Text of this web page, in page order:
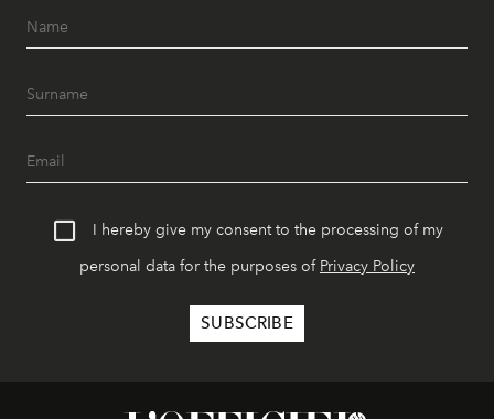
I hereby give my consent to the processing of my
personal data for the purposes of Privacy Policy